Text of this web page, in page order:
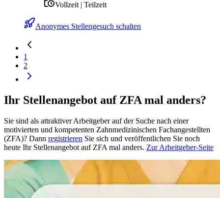
Vollzeit | Teilzeit
Anonymes Stellengesuch schalten
1
2
Ihr Stellenangebot auf ZFA mal anders?
Sie sind als attraktiver Arbeitgeber auf der Suche nach einer
motivierten und kompetenten Zahnmedizinischen Fachangestellten
(ZFA)? Dann registrieren Sie sich und veröffentlichen Sie noch
heute Ihr Stellenangebot auf ZFA mal anders. Zur Arbeitgeber-Seite